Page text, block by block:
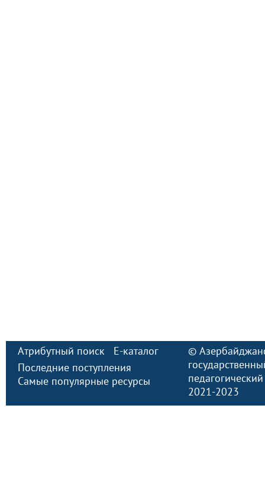
Атрибутный поиск
E-каталог
Последние поступления
Самые популярные ресурсы
©
2021-2023